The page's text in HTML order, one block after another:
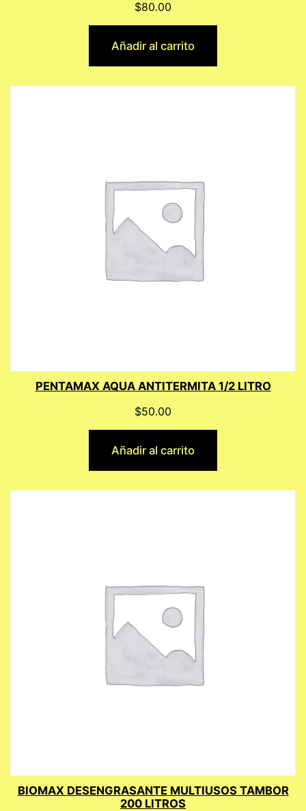
$80.00
Añadir al carrito
PENTAMAX AQUA ANTITERMITA 1/2 LITRO
$50.00
Añadir al carrito
BIOMAX DESENGRASANTE MULTIUSOS TAMBOR
200 LITROS